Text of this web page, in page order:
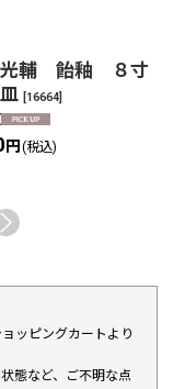
光輔 飴釉 ８寸
[16664]
円 (税込)
ッピングカートより
態など、ご不明な点